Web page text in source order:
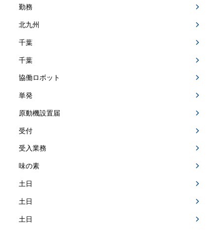
勤務
北九州
千葉
千葉
協働ロボット
単発
原動機設置届
受付
受入業務
味の素
土日
土日
土日